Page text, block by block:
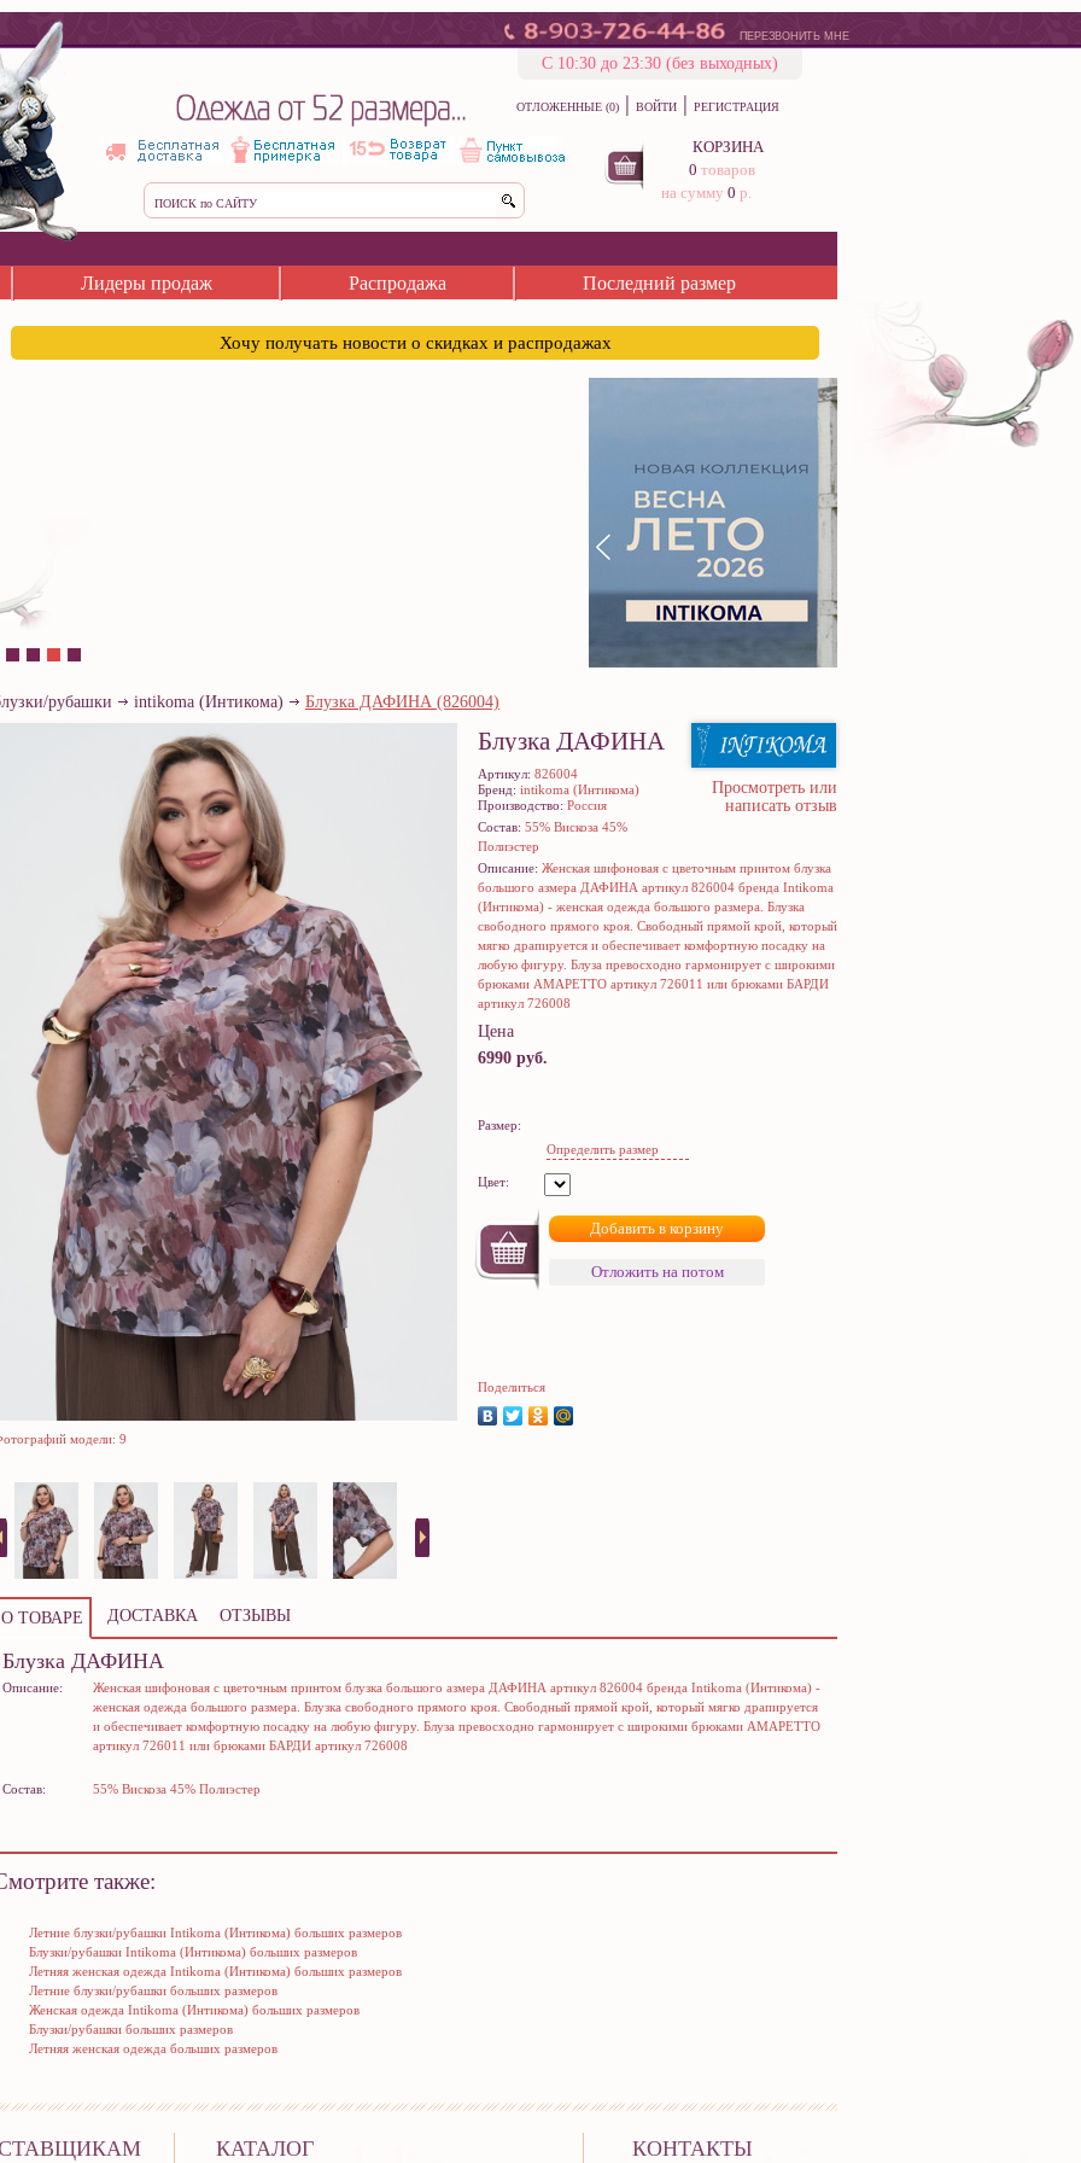
ПЕРЕЗВОНИТЬ МНЕ
С 10:30 до 23:30 (без выходных)
ОТЛОЖЕННЫЕ (0) | ВОЙТИ | РЕГИСТРАЦИЯ
КОРЗИНА
0 товаров
на сумму 0 р.
Лидеры продаж Распродажа Последний размер
Хочу получать новости о скидках и распродажах
рубашки intikoma (Интикома) Блузка ДАФИНА (826004)
Просмотреть или
написать отзыв
Блузка ДАФИНА
Артикул: 826004
Бренд: intikoma (Интикома)
Производство: Россия
Состав: 55% Вискоза 45%
Полиэстер
Описание: Женская шифоновая с цветочным принтом блузка
большого азмера ДАФИНА артикул 826004 бренда Intikoma
(Интикома) - женская одежда большого размера. Блузка
свободного прямого кроя. Свободный прямой крой, который
мягко драпируется и обеспечивает комфортную посадку на
любую фигуру. Блуза превосходно гармонирует с широкими
брюками АМАРЕТТО артикул 726011 или брюками БАРДИ
артикул 726008
Цена
6990 руб.
Размер:
Определить размер
Цвет:
Поделиться
модели: 9
О ТОВАРЕ ДОСТАВКА ОТЗЫВЫ
Блузка ДАФИНА
Описание:
Женская шифоновая с цветочным принтом блузка большого азмера ДАФИНА артикул 826004 бренда Intikoma (Интикома) -
женская одежда большого размера. Блузка свободного прямого кроя. Свободный прямой крой, который мягко драпируется
и обеспечивает комфортную посадку на любую фигуру. Блуза превосходно гармонирует с широкими брюками АМАРЕТТО
артикул 726011 или брюками БАРДИ артикул 726008
Состав: 55% Вискоза 45% Полиэстер
также:
Летние блузки/рубашки Intikoma (Интикома) больших размеров
Блузки/рубашки Intikoma (Интикома) больших размеров
Летняя женская одежда Intikoma (Интикома) больших размеров
Летние блузки/рубашки больших размеров
Женская одежда Intikoma (Интикома) больших размеров
Блузки/рубашки больших размеров
Летняя женская одежда больших размеров
КАТАЛОГ КОНТАКТЫ